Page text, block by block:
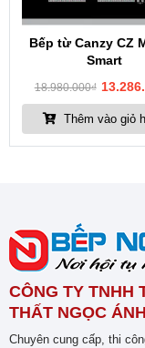
Bếp từ Canzy CZ
Smart
18.980.000₫
Thêm vào giỏ
CÔNG TY TNHH
THẤT NGỌC ÁNH
Chuyên cung cấp, thi